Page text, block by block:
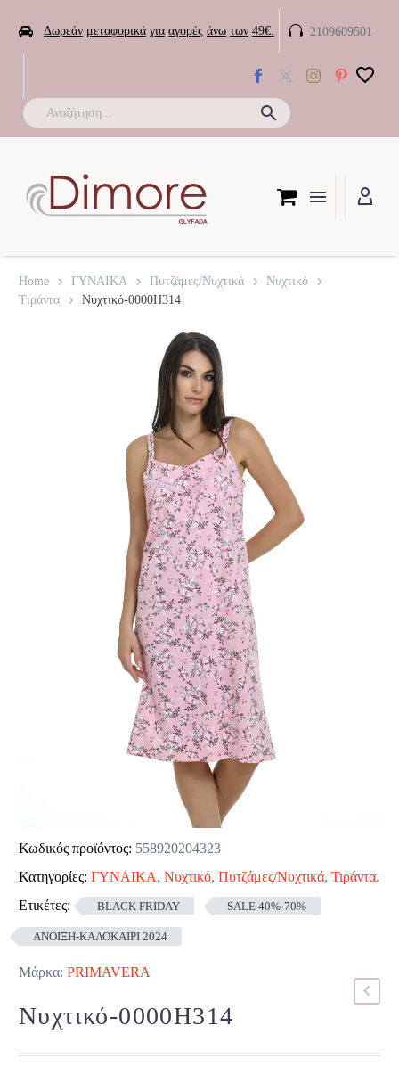
 Δωρεάν μεταφορικά για αγορές άνω των 49€. 
 2109609501
Home ΓΥΝΑΙΚΑ Πυτζάμες/Νυχτικά
Νυχτικό
Τιράντα
Νυχτικό-0000H314
Κωδικός προϊόντος: 558920204323
Κατηγορίες: ΓΥΝΑΙΚΑ, Νυχτικό, Πυτζάμες/Νυχτικά, Τιράντα.
Ετικέτες:
BLACK FRIDAY SALE 40%-70%
ΑΝΟΙΞΗ-ΚΑΛΟΚΑΙΡΙ 2024
Μάρκα: PRIMAVERA
Νυχτικό-0000H314